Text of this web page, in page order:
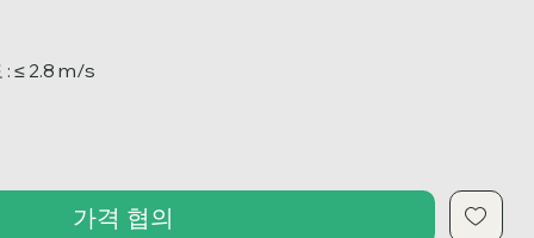
: ≤ 2.8 m/s
가격 협의